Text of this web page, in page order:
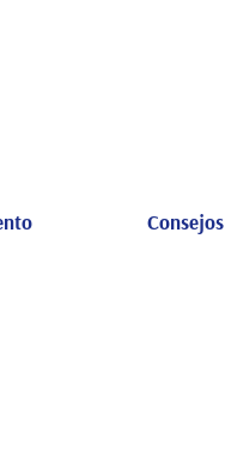
Consejos